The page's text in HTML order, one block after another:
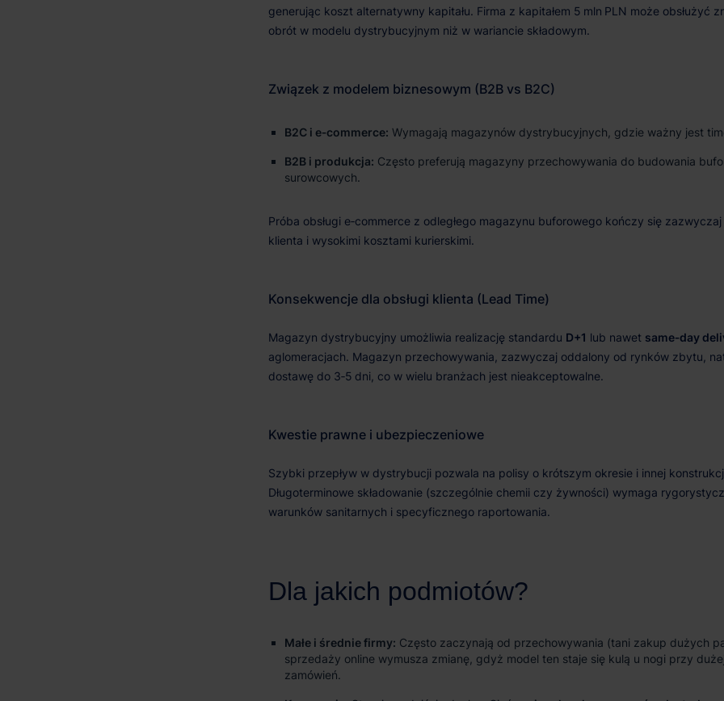
B2C i e‑commerce: Wymagają magazynów dystrybucyjnych, gdzie ważny jest
B2B i produkcja: Często preferują magazyny przechowywania do budowania
surowcowych.
D+1 same‑day
Małe i średnie firmy: Często zaczynają od przechowywania (tani zakup dużych
sprzedaży online wymusza zmianę, gdyż model ten staje się kulą u nogi przy
zamówień.